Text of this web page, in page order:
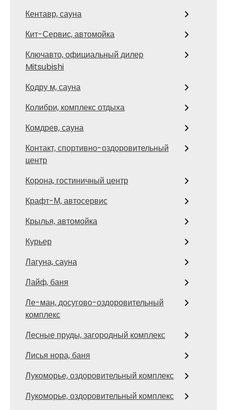
Кентавр, сауна
Кит-Сервис, автомойка
Ключавто, официальный дилер
Mitsubishi
Кодру м, сауна
Колибри, комплекс отдыха
Комдрев, сауна
Контакт, спортивно-оздоровительный
центр
Корона, гостиничный центр
Крафт-М, автосервис
Крылья, автомойка
Курьер
Лагуна, сауна
Лайф, баня
Ле-ман, досугово-оздоровительный
комплекс
Лесные пруды, загородный комплекс
Лисья нора, баня
Лукоморье, оздоровительный комплекс
Лукоморье, оздоровительный комплекс